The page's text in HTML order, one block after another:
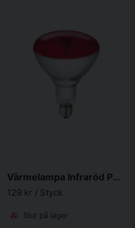
Värmelampa Infraröd Philips Härdat glas 150W
129 kr / Styck
Slut på lager